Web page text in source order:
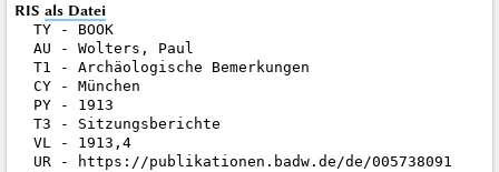
RIS als Datei
TY - BOOK
AU - Wolters, Paul
T1 - Archäologische Bemerkungen
CY - München
PY - 1913
T3 - Sitzungsberichte
VL - 1913,4
UR - https://publikationen.badw.de/de/005738091